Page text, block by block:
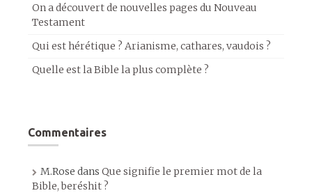
On a découvert de nouvelles pages du Nouveau
Testament
Qui est hérétique ? Arianisme, cathares, vaudois ?
Quelle est la Bible la plus complète ?
Commentaires
M.Rose dans Que signifie le premier mot de la
Bible, beréshit ?